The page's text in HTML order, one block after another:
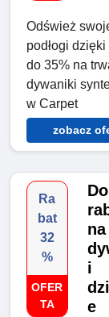
Odśwież
podłogi dzięki
do 35% na
dywaniki
w Carpet
zobacz
Ra
bat
32
%
OFER
TA
na
i
e